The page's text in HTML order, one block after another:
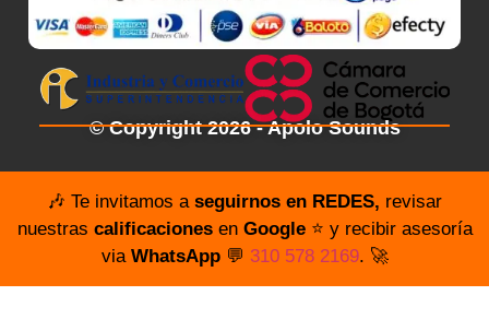
© Copyright 2026 - Apolo Sounds
🎶 Te invitamos a seguirnos en REDES, revisar
nuestras calificacionesen Google⭐️ y recibir asesoría
via WhatsApp💬 310 578 2169. 🚀